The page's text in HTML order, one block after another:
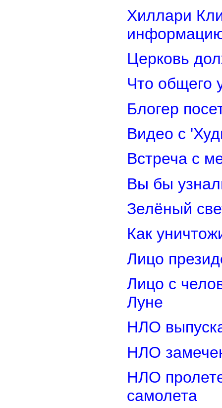
Хиллари
Церковь
Что общего
Блогер
Видео с
Встреча с
Вы бы
Зелёный
Как
Лицо
Лицо с
Луне
НЛО
НЛО
НЛО
самолета